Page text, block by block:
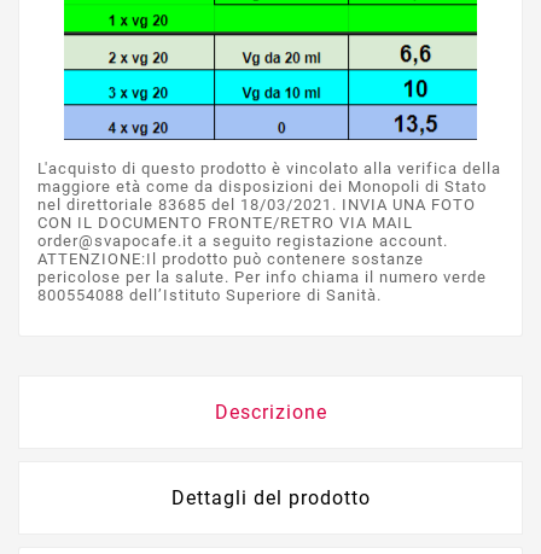
L'acquisto di questo prodotto è vincolato alla verifica della
maggiore età come da disposizioni dei Monopoli di Stato
nel direttoriale 83685 del 18/03/2021. INVIA UNA FOTO
CON IL DOCUMENTO FRONTE/RETRO VIA MAIL
order@svapocafe.it a seguito registazione account.
ATTENZIONE:Il prodotto può contenere sostanze
pericolose per la salute. Per info chiama il numero verde
800554088 dell’Istituto Superiore di Sanità.
Descrizione
Dettagli del prodotto